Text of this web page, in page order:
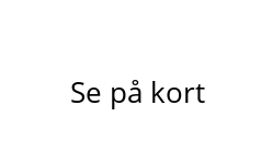
Se på kort